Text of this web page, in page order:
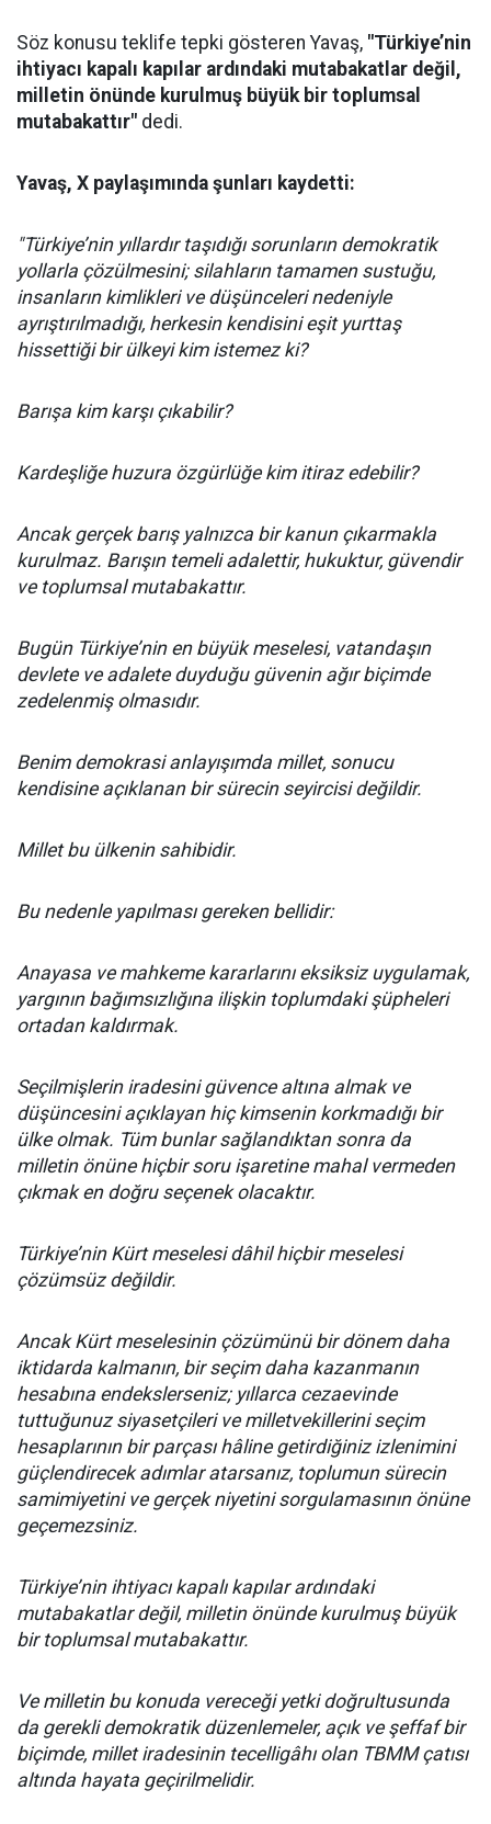
Söz konusu teklife tepki gösteren Yavaş, "Türkiye’nin
ihtiyacı kapalı kapılar ardındaki mutabakatlar değil,
milletin önünde kurulmuş büyük bir toplumsal
mutabakattır" dedi.
Yavaş, X paylaşımında şunları kaydetti:
"Türkiye’nin yıllardır taşıdığı sorunların demokratik
yollarla çözülmesini; silahların tamamen sustuğu,
insanların kimlikleri ve düşünceleri nedeniyle
ayrıştırılmadığı, herkesin kendisini eşit yurttaş
hissettiği bir ülkeyi kim istemez ki?
Barışa kim karşı çıkabilir?
Kardeşliğe huzura özgürlüğe kim itiraz edebilir?
Ancak gerçek barış yalnızca bir kanun çıkarmakla
kurulmaz. Barışın temeli adalettir, hukuktur, güvendir
ve toplumsal mutabakattır.
Bugün Türkiye’nin en büyük meselesi, vatandaşın
devlete ve adalete duyduğu güvenin ağır biçimde
zedelenmiş olmasıdır.
Benim demokrasi anlayışımda millet, sonucu
kendisine açıklanan bir sürecin seyircisi değildir.
Millet bu ülkenin sahibidir.
Bu nedenle yapılması gereken bellidir:
Anayasa ve mahkeme kararlarını eksiksiz uygulamak,
yargının bağımsızlığına ilişkin toplumdaki şüpheleri
ortadan kaldırmak.
Seçilmişlerin iradesini güvence altına almak ve
düşüncesini açıklayan hiç kimsenin korkmadığı bir
ülke olmak. Tüm bunlar sağlandıktan sonra da
milletin önüne hiçbir soru işaretine mahal vermeden
çıkmak en doğru seçenek olacaktır.
Türkiye’nin Kürt meselesi dâhil hiçbir meselesi
çözümsüz değildir.
Ancak Kürt meselesinin çözümünü bir dönem daha
iktidarda kalmanın, bir seçim daha kazanmanın
hesabına endekslerseniz; yıllarca cezaevinde
tuttuğunuz siyasetçileri ve milletvekillerini seçim
hesaplarının bir parçası hâline getirdiğiniz izlenimini
güçlendirecek adımlar atarsanız, toplumun sürecin
samimiyetini ve gerçek niyetini sorgulamasının önüne
geçemezsiniz.
Türkiye’nin ihtiyacı kapalı kapılar ardındaki
mutabakatlar değil, milletin önünde kurulmuş büyük
bir toplumsal mutabakattır.
Ve milletin bu konuda vereceği yetki doğrultusunda
da gerekli demokratik düzenlemeler, açık ve şeffaf bir
biçimde, millet iradesinin tecelligâhı olan TBMM çatısı
altında hayata geçirilmelidir.